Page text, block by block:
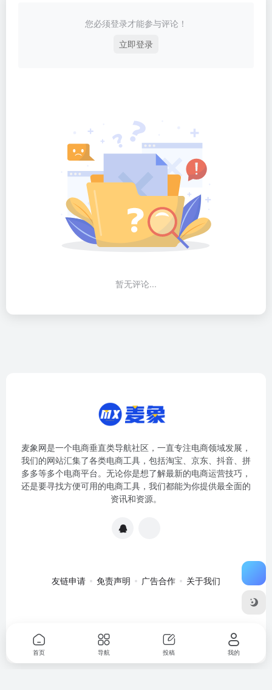
您必须登录才能参与评论！
立即登录
暂无评论...
麦象网是一个电商垂直类导航社区，一直专注电商领域发展，
我们的网站汇集了各类电商工具，包括淘宝、京东、抖音、拼
多多等多个电商平台。无论你是想了解最新的电商运营技巧，
还是要寻找方便可用的电商工具，我们都能为你提供最全面的
资讯和资源。
友链申请 免责声明 广告合作 关于我们
2020057301号-1
首页 导航 投稿 我的